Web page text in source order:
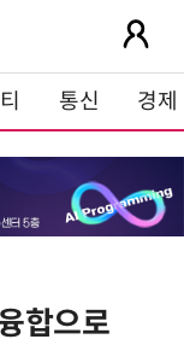
통신 경제
합으로